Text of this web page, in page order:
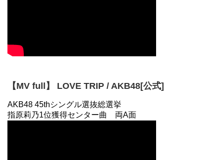
【MV full】 LOVE TRIP / AKB48[公式]
AKB48 45thシングル選抜総選挙
指原莉乃1位獲得センター曲 両A面